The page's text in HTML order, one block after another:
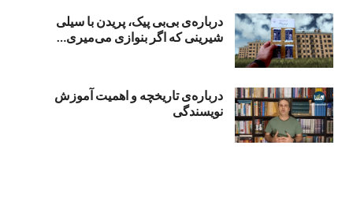
درباره‌ی بی‌بی‌ پیک، پریدن با سیلی
شیرینی که اگر بنوازی می‌میری…
درباره‌ی تاریخچه و اهمیت آموزش
نویسندگی